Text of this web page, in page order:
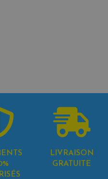
LIVRAISON
GRATUITE